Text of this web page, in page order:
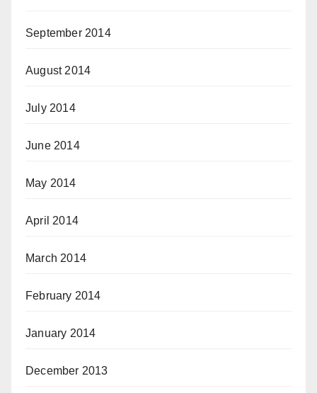
September 2014
August 2014
July 2014
June 2014
May 2014
April 2014
March 2014
February 2014
January 2014
December 2013